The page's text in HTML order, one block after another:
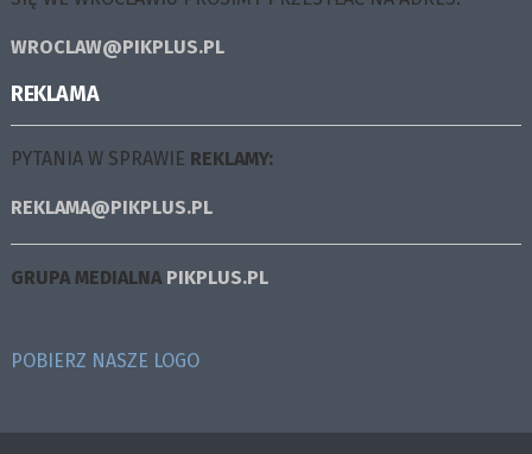
WROCLAW@PIKPLUS.PL
REKLAMA
PYTANIA W SPRAWIE REKLAMY:
REKLAMA@PIKPLUS.PL
GRUPA MEDIALNA PIKPLUS.PL
POBIERZ NASZE LOGO